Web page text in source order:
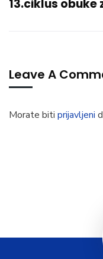
13.ciklus obuke
Leave A
Morate biti prijavljeni